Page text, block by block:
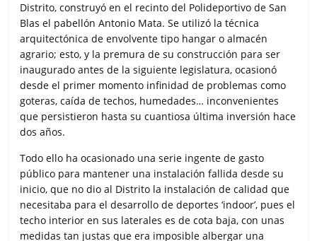
Distrito, construyó en el recinto del Polideportivo de San
Blas el pabellón Antonio Mata. Se utilizó la técnica
arquitectónica de envolvente tipo hangar o almacén
agrario; esto, y la premura de su construcción para ser
inaugurado antes de la siguiente legislatura, ocasionó
desde el primer momento infinidad de problemas como
goteras, caída de techos, humedades… inconvenientes
que persistieron hasta su cuantiosa última inversión hace
dos años.
Todo ello ha ocasionado una serie ingente de gasto
público para mantener una instalación fallida desde su
inicio, que no dio al Distrito la instalación de calidad que
necesitaba para el desarrollo de deportes ‘indoor’, pues el
techo interior en sus laterales es de cota baja, con unas
medidas tan justas que era imposible albergar una